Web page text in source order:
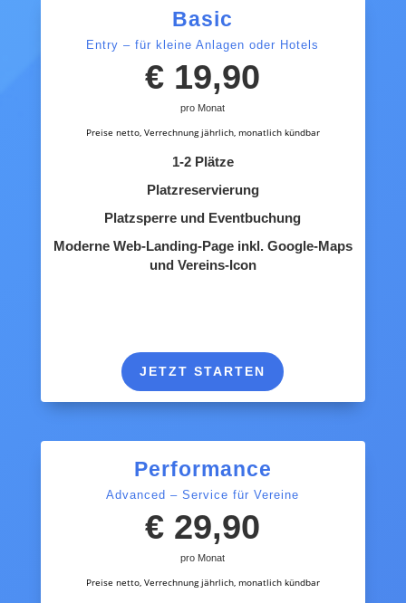
Basic
Entry – für kleine Anlagen oder Hotels
€ 19,90
pro Monat
Preise netto, Verrechnung jährlich, monatlich kündbar
1-2 Plätze
Platzreservierung
Platzsperre und Eventbuchung
Moderne Web-Landing-Page inkl. Google-Maps
und Vereins-Icon
JETZT STARTEN
Performance
Advanced – Service für Vereine
€ 29,90
pro Monat
Preise netto, Verrechnung jährlich, monatlich kündbar